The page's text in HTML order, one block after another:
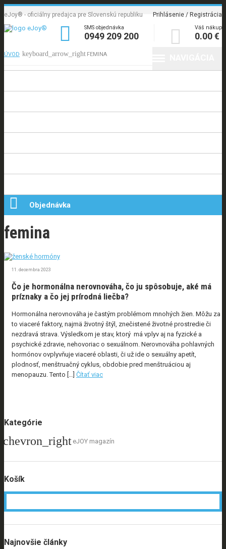
eJoy® - oficiálny predajca pre Slovenskú republiku Prihlásenie / Registrácia
 SMS objednávka
0949 209 200  Váš nákup
0.00 €
 Objednávka
ÚVOD FEMINA
femina
11. decembra 2023
Čo je hormonálna nerovnováha, čo ju spôsobuje, aké má
príznaky a čo jej prírodná liečba?
Hormonálna nerovnováha je častým problémom mnohých žien. Môžu za
to viaceré faktory, najmä životný štýl, znečistené životné prostredie či
nezdravá strava. Výsledkom je stav, ktorý má vplyv aj na fyzické a
psychické zdravie, nehovoriac o sexuálnom. Nerovnováha pohlavných
hormónov ovplyvňuje viaceré oblasti, či už ide o sexuálny apetít,
plodnosť, menštruačný cyklus, obdobie pred menštruáciou aj
menopauzu. Tento […] Čítať viac
Kategórie
eJOY magazín
Košík
Najnovšie články